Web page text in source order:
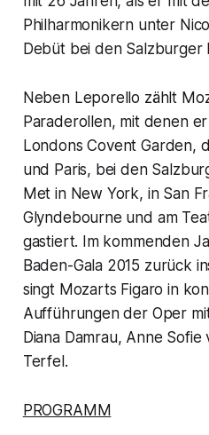
Philharmonikern unter
Debüt bei den Salzburger
Neben Leporello zählt
Paraderollen, mit denen
Londons Covent Garden,
und Paris, bei den
Met in New York, in San
Glyndebourne und am
gastiert. Im kommenden
Baden-Gala 2015 zurück
singt Mozarts Figaro in
Aufführungen der Oper
Diana Damrau, Anne
Terfel.
PROGRAMM